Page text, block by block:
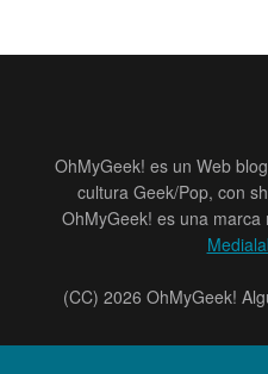
OhMyGeek! es un Web
cultura Geek/Pop, con
OhMyGeek! es una marca
(CC) 2026 OhMyGeek!